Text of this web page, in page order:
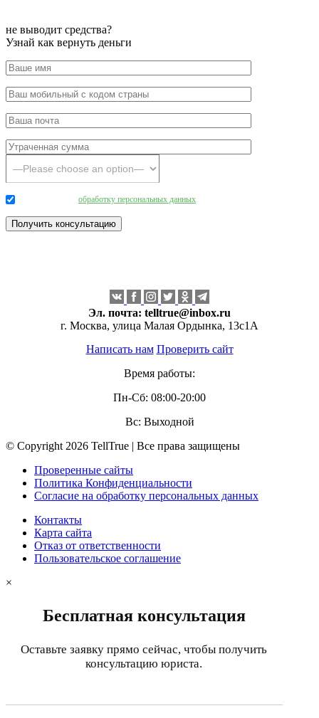
не выводит средства?
Узнай как вернуть деньги
обработку персональных данных
Эл. почта: telltrue@inbox.ru
г. Москва, улица Малая Ордынка, 13с1А
Написать нам Проверить сайт
Время работы:
Пн-Сб: 08:00-20:00
Вс: Выходной
© Copyright 2026 TellTrue | Все права защищены
Проверенные сайты
Политика Конфиденциальности
Согласие на обработку персональных данных
Контакты
Карта сайта
Отказ от ответственности
Пользовательское соглашение
×
Бесплатная консультация
Оставьте заявку прямо сейчас, чтобы получить
консультацию юриста.